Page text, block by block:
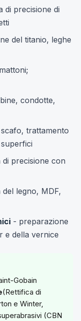
di precisione di
del titanio, leghe
condotte,
trattamento
di precisione con
legno, MDF,
- preparazione
e della vernice
Gobain
(Rettifica di
e Winter,
(CBN